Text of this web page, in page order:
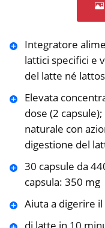
Integratore
lattici specifici e
del latte né
Elevata
dose (2
naturale con
digestione del
30 capsule da
capsula: 350 mg
Aiuta a digerire
di latte in 10